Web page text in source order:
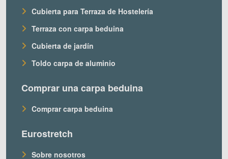
Cubierta para Terraza de Hostelería
Terraza con carpa beduina
Cubierta de jardín
Toldo carpa de aluminio
Comprar una carpa beduina
Comprar carpa beduina
Eurostretch
Sobre nosotros